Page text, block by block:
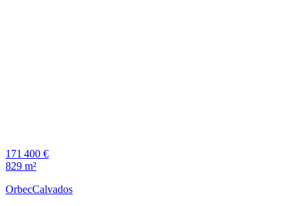
171 400 €
829 m²
OrbecCalvados